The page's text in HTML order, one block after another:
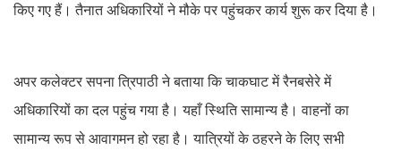
किए गए हैं। तैनात अधिकारियों ने मौके पर पहुंचकर कार्य शुरू कर दिया है।
अपर कलेक्टर सपना त्रिपाठी ने बताया कि चाकघाट में रैनबसेरे में
अधिकारियों का दल पहुंच गया है। यहाँ स्थिति सामान्य है। वाहनों का
सामान्य रूप से आवागमन हो रहा है। यात्रियों के ठहरने के लिए सभी